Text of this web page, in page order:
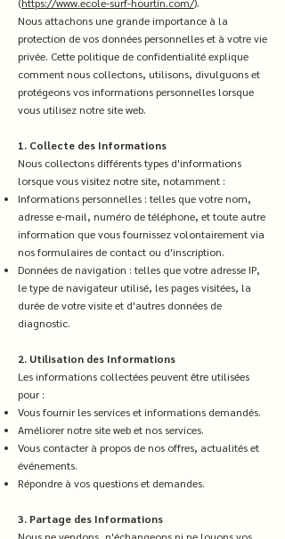
Nous attachons une grande importance à la
protection de vos données personnelles et à votre vie
privée. Cette politique de confidentialité explique
comment nous collectons, utilisons, divulguons et
protégeons vos informations personnelles lorsque
vous utilisez notre site web.
1. Collecte des Informations
Nous collectons différents types d'informations
lorsque vous visitez notre site, notamment :
Informations personnelles : telles que votre nom,
adresse e-mail, numéro de téléphone, et toute autre
information que vous fournissez volontairement via
nos formulaires de contact ou d'inscription.
Données de navigation : telles que votre adresse IP,
le type de navigateur utilisé, les pages visitées, la
durée de votre visite et d'autres données de
diagnostic.
2. Utilisation des Informations
Les informations collectées peuvent être utilisées
pour :
Vous fournir les services et informations demandés.
Améliorer notre site web et nos services.
Vous contacter à propos de nos offres, actualités et
événements.
Répondre à vos questions et demandes.
3. Partage des Informations